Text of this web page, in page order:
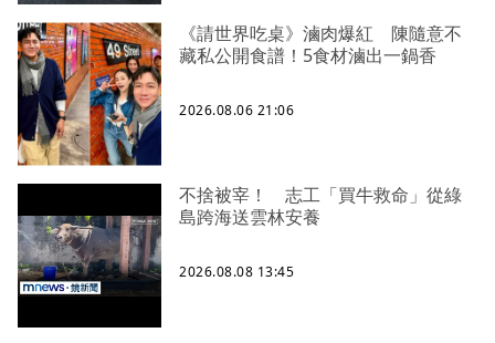
《請世界吃桌》滷肉爆紅 陳隨意不
藏私公開食譜！5食材滷出一鍋香
2026.08.06 21:06
不捨被宰！ 志工「買牛救命」從綠
島跨海送雲林安養
2026.08.08 13:45